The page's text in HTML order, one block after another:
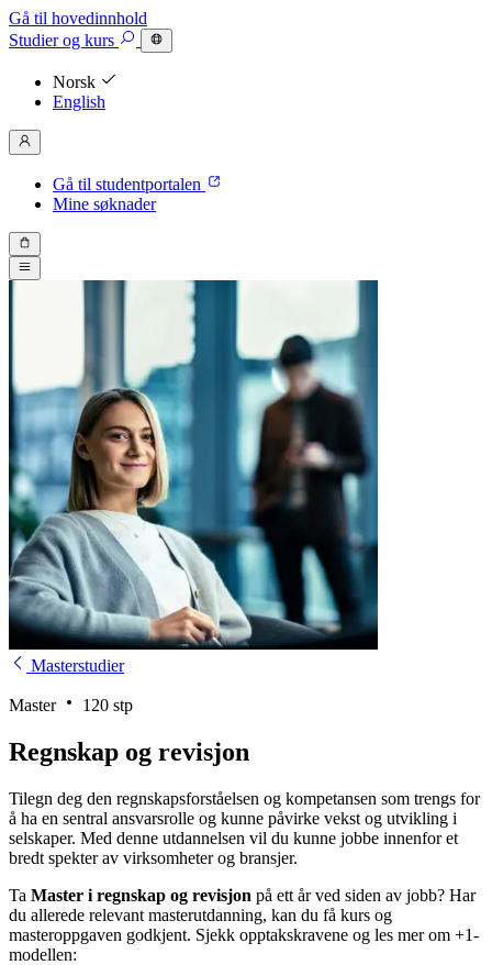
Gå til hovedinnhold
Studierog kurs
Norsk
English
Gå til studentportalen
Mine søknader
Masterstudier
Master 120 stp
Regnskap og revisjon
Tilegn deg den regnskapsforståelsen og kompetansen som trengs for
å ha en sentral ansvarsrolle og kunne påvirke vekst og utvikling i
selskaper. Med denne utdannelsen vil du kunne jobbe innenfor et
bredt spekter av virksomheter og bransjer.
Ta Master i regnskap og revisjon på ett år ved siden av jobb? Har
du allerede relevant masterutdanning, kan du få kurs og
masteroppgaven godkjent. Sjekk opptakskravene og les mer om +1-
modellen: